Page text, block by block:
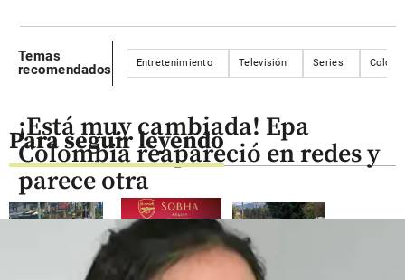
Temas
recomendados
Entretenimiento Televisión Series
Para seguir leyendo
¡Está muy cambiada! Epa
Colombia reapareció en redes y
parece otra